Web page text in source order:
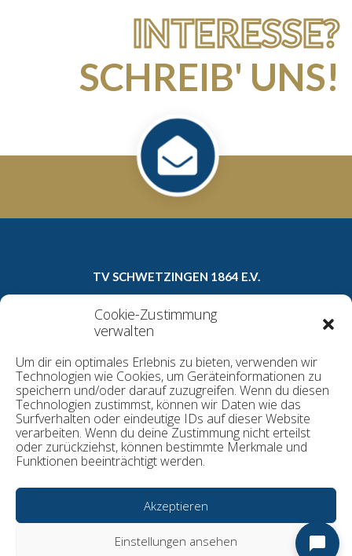
Cookie-Zustimmung
verwalten
Um dir ein optimales Erlebnis zu bieten, verwenden wir
Technologien wie Cookies, um Geräteinformationen zu
speichern und/oder darauf zuzugreifen. Wenn du diesen
Technologien zustimmst, können wir Daten wie das
Surfverhalten oder eindeutige IDs auf dieser Website
verarbeiten. Wenn du deine Zustimmung nicht erteilst
oder zurückziehst, können bestimmte Merkmale und
Funktionen beeinträchtigt werden.
Akzeptieren
Einstellungen ansehen
INTERESSE?
SCHREIB' UNS!
TV SCHWETZINGEN 1864 E.V.
Carl-Theodor-Straße 8a
68723 Schwetzingen
E-Mail:geschaeftsstelle@tv1864.de
Datenschutzerklärung
Kontakt
Cookie-Richtlinie
© TV Schwetzingen 1864 e.V.